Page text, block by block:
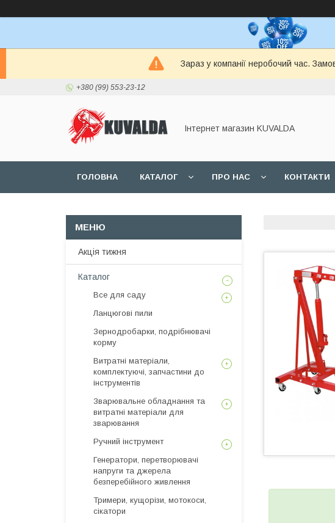
Зараз у компанії неробочий час.
+380 (99) 553-23-12
Інтернет магазин KUVALDA
ГОЛОВНА КАТАЛОГ ПРО НАС КОНТАКТИ
Акція тижня
Каталог
Все для саду
Ланцюгові пили
Зернодробарки, подрібнювачі
корму
Витратні матеріали,
комплектуючі, запчастини до
інструментів
Зварювальне обладнання та
витратні матеріали для
зварювання
Ручний інструмент
Генератори, перетворювачі
напруги та джерела
безперебійного живлення
Тримери, кущорізи, мотокоси,
сікатори